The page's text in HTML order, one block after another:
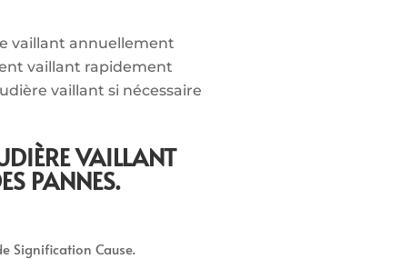
vaillant annuellement
vaillant rapidement
vaillant si nécessaire
VAILLANT
PANNES.
Signification Cause.